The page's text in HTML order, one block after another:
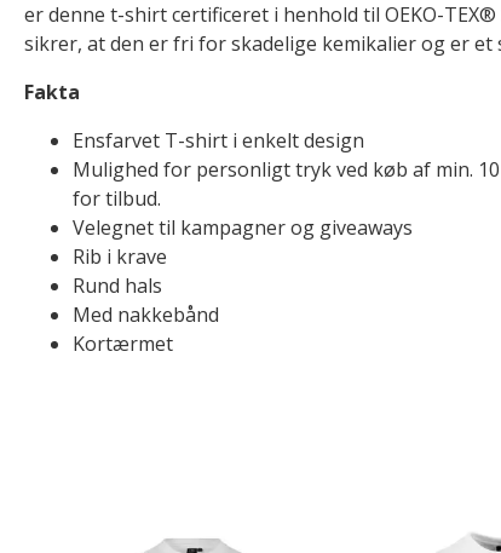
er denne t-shirt certificeret i henhold til OEKO-TEX®
sikrer, at den er fri for skadelige kemikalier og er
Fakta
Ensfarvet T-shirt i enkelt design
Mulighed for personligt tryk ved køb af min.
for tilbud.
Velegnet til kampagner og giveaways
Rib i krave
Rund hals
Med nakkebånd
Kortærmet